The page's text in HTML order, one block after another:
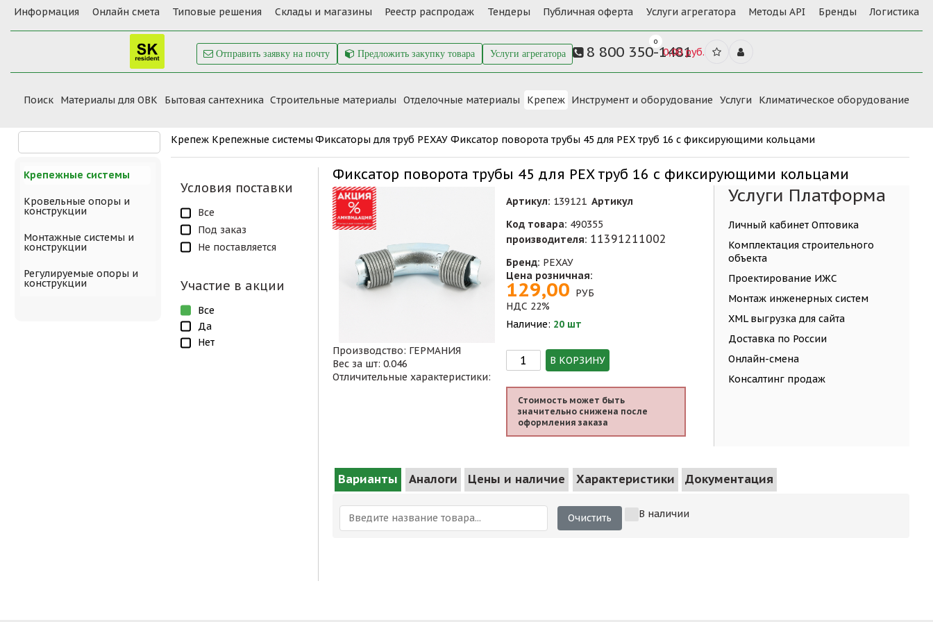
Информация Онлайн смета Типовые решения Склады и магазины Реестр распродаж Тендеры Публичная оферта Услуги агрегатора Методы API Бренды Логистика
Отправить заявку на почту Предложить закупку товара Услуги агрегатора 8 800 350-1481
0
0,00 руб.
Поиск Материалы для ОВК Бытовая сантехника Cтроительные материалы Отделочные материалы Крепеж Инструмент и оборудование Услуги Климатическое оборудование
Крепеж Крепежные системыФиксаторы для труб РЕХАУ Фиксатор поворота трубы 45 для PEX труб 16 с фиксирующими кольцами
Условия поставки
Все
Под заказ
Не поставляется
Участие в акции
Все
Да
Нет
Фиксатор поворота трубы 45 для PEX труб 16 с фиксирующими кольцами
Производство: ГЕРМАНИЯ
Вес за шт: 0.046
Отличительные характеристики:
Артикул: 139121
Код товара: 490355
Артикул
производителя: 11391211002
Бренд: РЕХАУ
Цена розничная:
129,00 РУБ
НДС 22%
Наличие: 20 шт
В КОРЗИНУ
Стоимость может быть
значительно снижена после
оформления заказа
Услуги Платформа
Личный кабинет Оптовика
Комплектация строительного
объекта
Проектирование ИЖС
Монтаж инженерных систем
XML выгрузка для сайта
Доставка по России
Онлайн-смена
Консалтинг продаж
Варианты Аналоги Цены и наличие Характеристики Документация
Очистить В наличии
Крепежные системы
Кровельные опоры и
конструкции
Монтажные системы и
конструкции
Регулируемые опоры и
конструкции